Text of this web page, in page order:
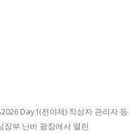
Day1(전야제) 작성자 관리자 등
장부 난바 광장에서 열린